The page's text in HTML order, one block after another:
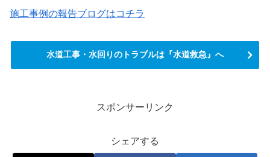
施工事例の報告ブログはコチラ
水道工事・水回りのトラブルは『水道救急』へ
スポンサーリンク
シェアする